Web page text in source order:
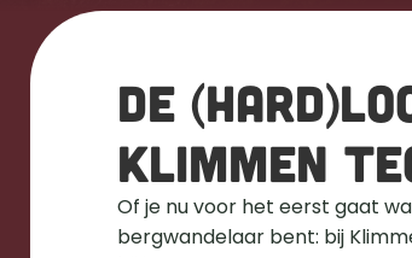
De
Klimmen
Of je nu voor het eerst gaat
bergwandelaar bent: bij